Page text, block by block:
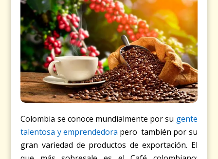
Colombia se conoce mundialmente por su gente
talentosa y emprendedora pero también por su
gran variedad de productos de exportación. El